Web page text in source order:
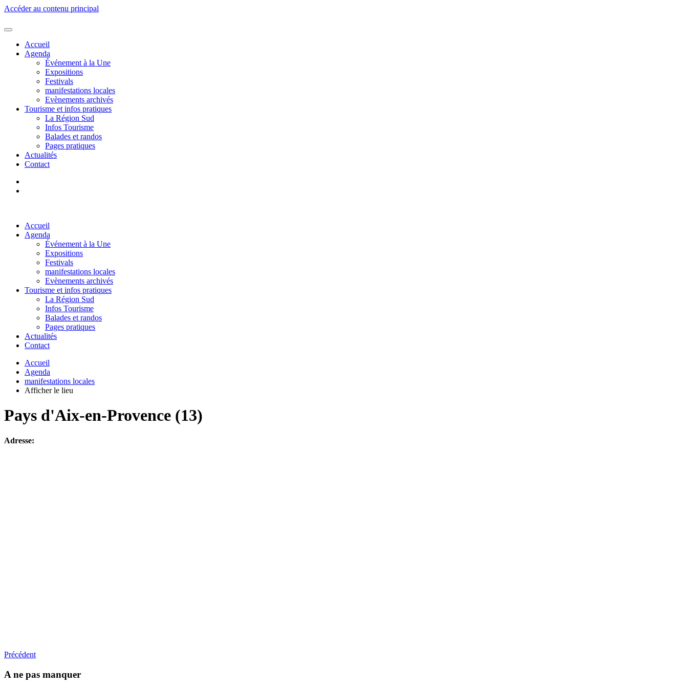
Accéder au contenu principal
Accueil
Agenda
Événement à la Une
Expositions
Festivals
manifestations locales
Evènements archivés
Tourisme et infos pratiques
La Région Sud
Infos Tourisme
Balades et randos
Pages pratiques
Actualités
Contact
Accueil
Agenda
Événement à la Une
Expositions
Festivals
manifestations locales
Evènements archivés
Tourisme et infos pratiques
La Région Sud
Infos Tourisme
Balades et randos
Pages pratiques
Actualités
Contact
Accueil
Agenda
manifestations locales
Afficher le lieu
Pays d'Aix-en-Provence (13)
Adresse:
Précédent
A ne pas manquer